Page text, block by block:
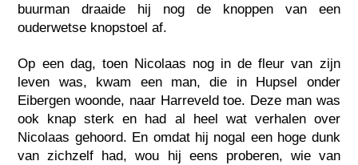
buurman draaide hij nog de knoppen van een
ouderwetse knopstoel af.
Op een dag, toen Nicolaas nog in de fleur van zijn
leven was, kwam een man, die in Hupsel onder
Eibergen woonde, naar Harreveld toe. Deze man was
ook knap sterk en had al heel wat verhalen over
Nicolaas gehoord. En omdat hij nogal een hoge dunk
van zichzelf had, wou hij eens proberen, wie van